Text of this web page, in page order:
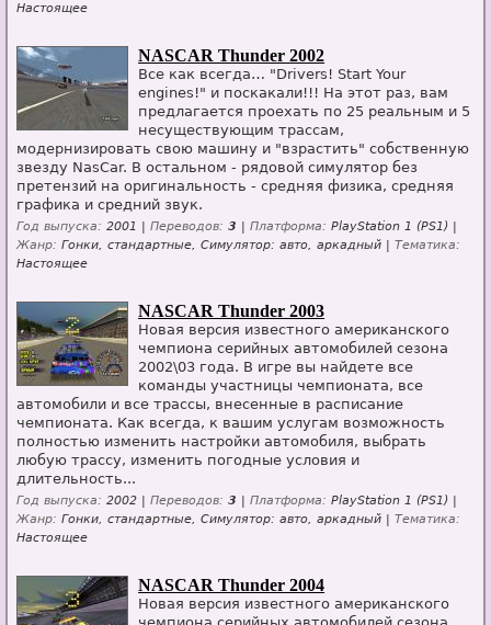
Настоящее
NASCAR Thunder 2002
Все как всегда… "Drivers! Start Your
engines!" и поскакали!!! На этот раз, вам
предлагается проехать по 25 реальным и 5
несуществующим трассам,
модернизировать свою машину и "взрастить" собственную
звезду NasCar. В остальном - рядовой симулятор без
претензий на оригинальность - средняя физика, средняя
графика и средний звук.
Год выпуска: 2001 | Переводов: 3 | Платформа: PlayStation 1 (PS1) |
Жанр: Гонки, стандартные, Симулятор: авто, аркадный | Тематика:
Настоящее
NASCAR Thunder 2003
Новая версия известного американского
чемпиона серийных автомобилей сезона
2002\03 года. В игре вы найдете все
команды участницы чемпионата, все
автомобили и все трассы, внесенные в расписание
чемпионата. Как всегда, к вашим услугам возможность
полностью изменить настройки автомобиля, выбрать
любую трассу, изменить погодные условия и
длительность...
Год выпуска: 2002 | Переводов: 3 | Платформа: PlayStation 1 (PS1) |
Жанр: Гонки, стандартные, Симулятор: авто, аркадный | Тематика:
Настоящее
NASCAR Thunder 2004
Новая версия известного американского